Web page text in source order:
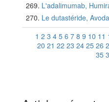
L'adalimumab,
Le dutastéride,
1 2 3 4 5 6 7 8 9 10 11
20 21 22 23 24 25 26
35